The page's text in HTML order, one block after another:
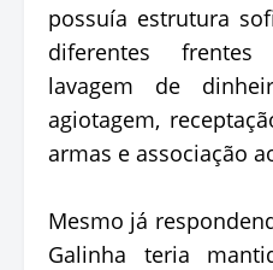
possuía estrutura
diferentes
lavagem de
agiotagem,
armas e associação
Mesmo já
Galinha teria